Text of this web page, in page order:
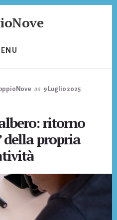
on 9 Luglio 2025
ritorno
della propria